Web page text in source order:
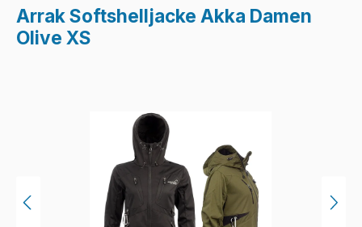
Arrak Softshelljacke Akka Damen
Olive XS
Bildergalerie überspringen